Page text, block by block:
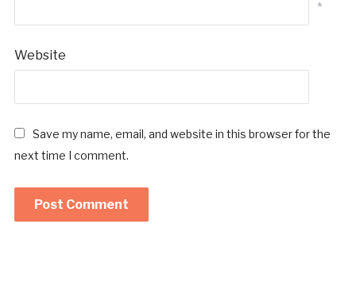
*
Website
Save my name, email, and website in this browser for the
next time I comment.